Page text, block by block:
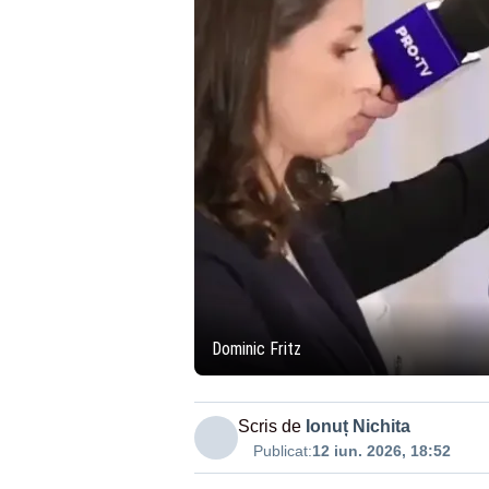
Dominic Fritz
Scris de Ionuț Nichita
Publicat:12 iun. 2026, 18:52